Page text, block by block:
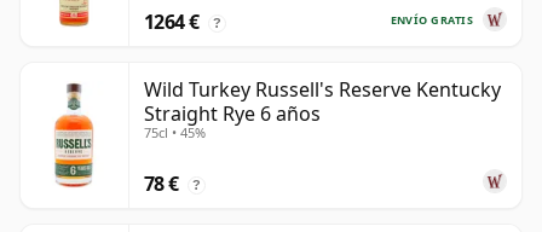
ENVÍO GRATIS
1264 € ?
Wild Turkey Russell's Reserve Kentucky
Straight Rye 6 años
75cl • 45%
78 € ?